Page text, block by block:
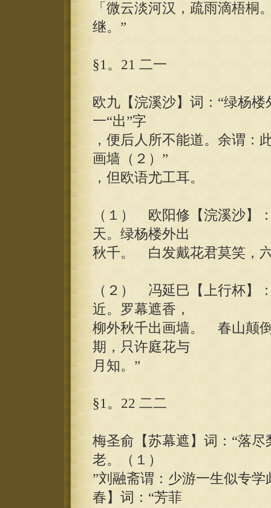
「微云淡河汉，疏雨滴梧桐
继。”
§1。21 二一
欧九【浣溪沙】词：“绿杨
一“出”字
，便后人所不能道。余谓：
画墙（２）”
，但欧语尤工耳。
（１） 欧阳修【浣溪沙】
天。绿杨楼外出
秋千。 白发戴花君莫笑，
（２） 冯延巳【上行杯】
近。罗幕遮香，
柳外秋千出画墙。 春山颠
期，只许庭花与
月知。”
§1。22 二二
梅圣俞【苏幕遮】词：“落
老。（１）
”刘融斋谓：少游一生似专
春】词：“芳菲